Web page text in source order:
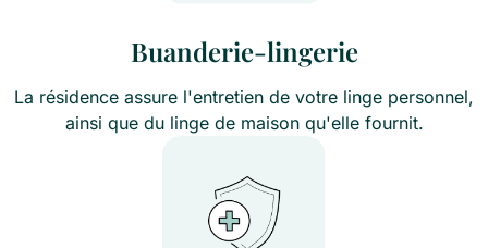
Buanderie-lingerie
La résidence assure l'entretien de votre linge personnel,
ainsi que du linge de maison qu'elle fournit.